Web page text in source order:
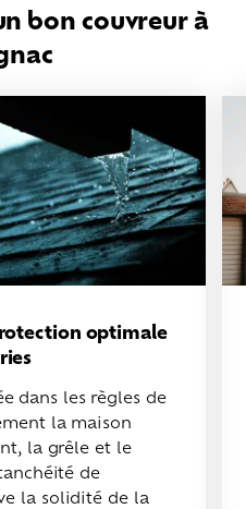
bon couvreur à
optimale
dans les règles de
la maison
la grêle et le
de
la solidité de la